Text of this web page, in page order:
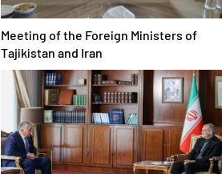
Meeting of the Foreign Ministers of
Tajikistan and Iran